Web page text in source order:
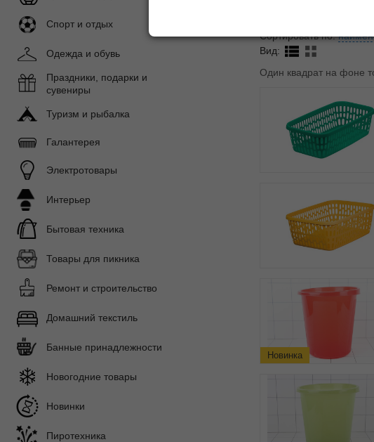
Сортировать по:
Вид:
Один квадрат на фоне
Новинка
Спорт и отдых
Одежда и обувь
Праздники, подарки и
сувениры
Туризм и рыбалка
Галантерея
Электротовары
Интерьер
Бытовая техника
Товары для пикника
Ремонт и строительство
Домашний текстиль
Банные принадлежности
Новогодние товары
Новинки
Пиротехника